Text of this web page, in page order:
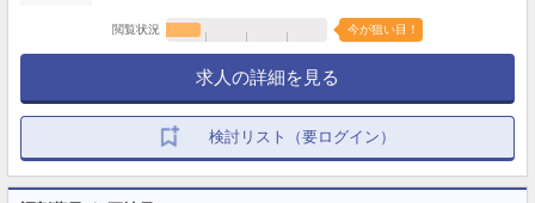
閲覧状況 今が狙い目！
求人の詳細を見る
検討リスト（要ログイン）